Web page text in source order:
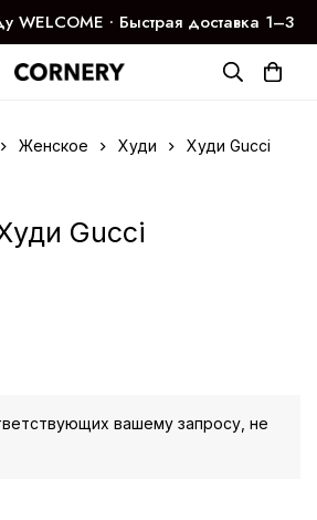
WELCOME ∙ Быстрая доставка 1–3
дня
Женское Худи Худи Gucci
Gucci
вашему запросу, не